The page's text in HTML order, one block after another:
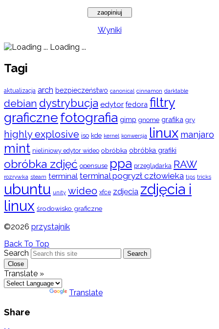
Wyniki
Loading ...
Tagi
aktualizacja arch bezpieczeństwo canonical cinnamon darktable
debian dystrybucja edytor fedora filtry
graficznefotografia gimp gnome grafika gry
highly explosive iso kde kernel konwersja linux manjaro
mint nieliniowy edytor wideo obróbka obróbka grafiki
obróbka zdjęć opensuse ppa przeglądarka RAW
rozrywka steam terminal terminal pogryzł człowieka tips tricks
ubuntu unity wideo xfce zdjęcia zdjęcia i
linux środowisko graficzne
©2026 przystajnik
Back To Top
Search
Search
Close
Translate »
Translate
Share